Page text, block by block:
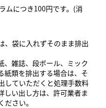
ムにつき100円です。(消
、袋に入れずそのまま排出
、雑誌、段ボール、ミック
紙類を排出する場合は、そ
していただくと処理手数料
しい出し方は、許可業者ま
さい。